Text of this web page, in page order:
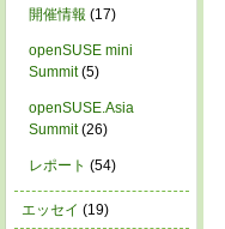
開催情報 (17)
openSUSE mini
Summit(5)
openSUSE.Asia
Summit(26)
レポート (54)
エッセイ (19)